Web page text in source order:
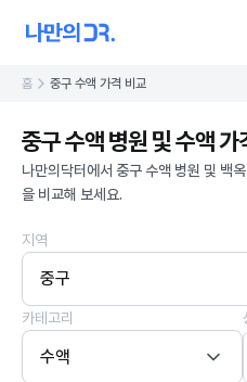
홈 중구 수액 가격 비교
중구 수액 병원 및 수액
나만의닥터에서 중구 수액 병원 및 백
을 비교해 보세요.
지역
중구
카테고리
수액